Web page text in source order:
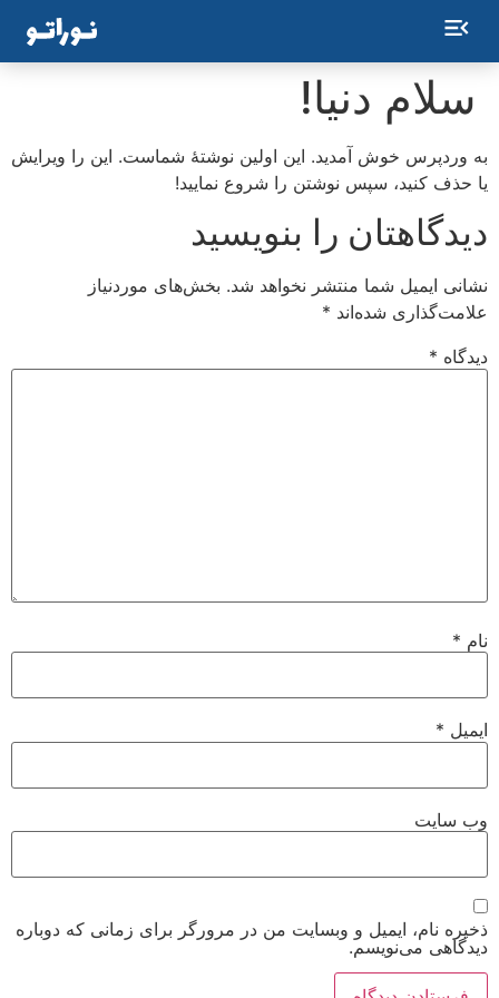
سلام دنیا!
به وردپرس خوش آمدید. این اولین نوشتهٔ شماست. این را ویرایش
یا حذف کنید، سپس نوشتن را شروع نمایید!
دیدگاهتان را بنویسید
نشانی ایمیل شما منتشر نخواهد شد. بخش‌های موردنیاز
علامت‌گذاری شده‌اند *
دیدگاه *
نام *
ایمیل *
وب‌ سایت
ذخیره نام، ایمیل و وبسایت من در مرورگر برای زمانی که دوباره
دیدگاهی می‌نویسم.